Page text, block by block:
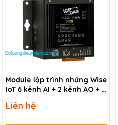
Module lập trình nhúng Wise
IoT 6 kênh AI + 2 kênh AO + 2
WISE-7526M CR
Liên hệ